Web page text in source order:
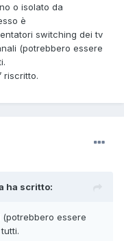
o isolato da
è
switching dei tv
(potrebbero essere
riscritto.
ha scritto:
essere